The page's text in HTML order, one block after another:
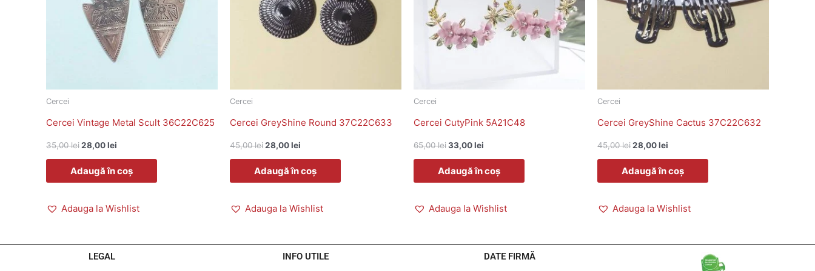
Cercei
Cercei Vintage Metal Scult 36C22C625
35,00lei28,00lei
Adaugă în coș
Adauga la Wishlist
Cercei
Cercei GreyShine Round 37C22C633
45,00lei28,00lei
Adaugă în coș
Adauga la Wishlist
Cercei
Cercei CutyPink 5A21C48
65,00lei33,00lei
Adaugă în coș
Adauga la Wishlist
Cercei
Cercei GreyShine Cactus 37C22C632
45,00lei28,00lei
Adaugă în coș
Adauga la Wishlist
LEGAL INFO UTILE DATE FIRMĂ